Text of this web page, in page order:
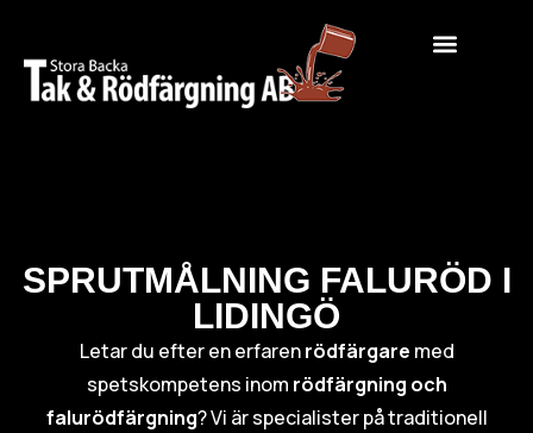
SPRUTMÅLNING FALURÖD I
LIDINGÖ
Letar du efter en erfarenrödfärgare med
spetskompetens inom rödfärgning och
falurödfärgning? Vi är specialister på traditionell